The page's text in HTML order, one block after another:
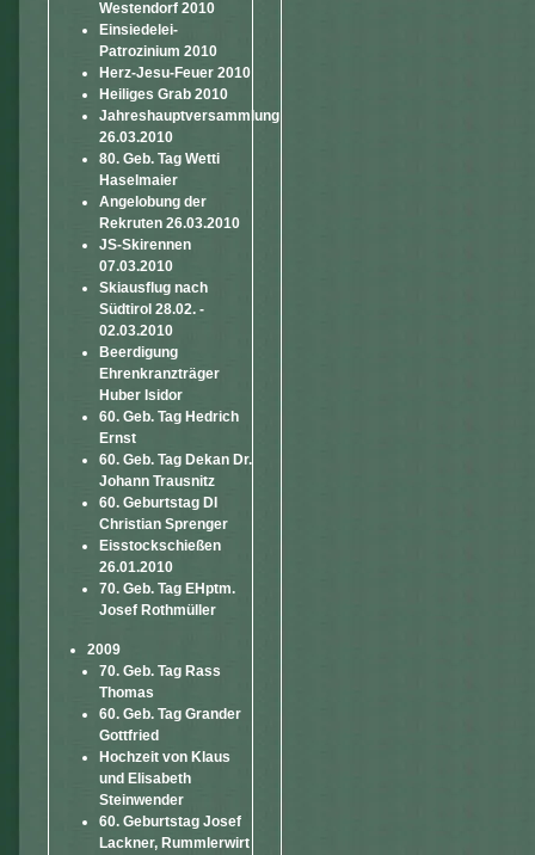
Westendorf 2010
Einsiedelei-
Patrozinium 2010
Herz-Jesu-Feuer 2010
Heiliges Grab 2010
Jahreshauptversammlung
26.03.2010
80. Geb. Tag Wetti
Haselmaier
Angelobung der
Rekruten 26.03.2010
JS-Skirennen
07.03.2010
Skiausflug nach
Südtirol 28.02. -
02.03.2010
Beerdigung
Ehrenkranzträger
Huber Isidor
60. Geb. Tag Hedrich
Ernst
60. Geb. Tag Dekan Dr.
Johann Trausnitz
60. Geburtstag DI
Christian Sprenger
Eisstockschießen
26.01.2010
70. Geb. Tag EHptm.
Josef Rothmüller
2009
70. Geb. Tag Rass
Thomas
60. Geb. Tag Grander
Gottfried
Hochzeit von Klaus
und Elisabeth
Steinwender
60. Geburtstag Josef
Lackner, Rummlerwirt